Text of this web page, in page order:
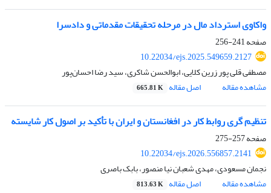
واکاوی استرداد مال در مرحله تحقیقات مقدماتی و دادسرا
صفحه241-256
10.22034/ejs.2025.549659.2127
مصطفی قلی پور زرین کلایی، ابوالحسن شاکری، سید رضا احسان‌پور
مشاهده مقاله
اصل مقاله 665.81 K
تنظیم گری روابط کار در افغانستان و ایران با تأکید بر اصول کار شایسته
صفحه257-275
10.22034/ejs.2026.556857.2141
نجمان مسعودی، مهدی شعبان‏ نیا منصور، بابک باصری
مشاهده مقاله
اصل مقاله 813.63 K